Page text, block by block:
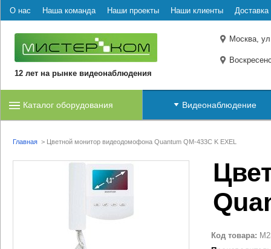
О нас Наша команда Наши проекты Наши клиенты Доставка
12 лет на рынке видеонаблюдения
Москва,
Каталог оборудования Видеонаблюдение
Главная > Цветной монитор видеодомофона Quantum QM-433C K EXEL
Код товара: